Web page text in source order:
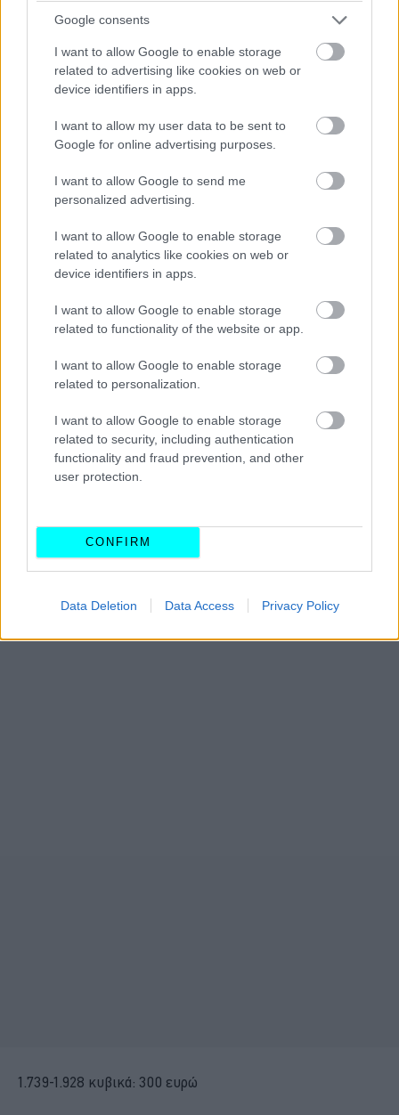
Google consents
I want to allow Google to enable storage
related to advertising like cookies on web or
device identifiers in apps.
I want to allow my user data to be sent to
Google for online advertising purposes.
I want to allow Google to send me
personalized advertising.
I want to allow Google to enable storage
related to analytics like cookies on web or
device identifiers in apps.
I want to allow Google to enable storage
related to functionality of the website or app.
I want to allow Google to enable storage
related to personalization.
I want to allow Google to enable storage
related to security, including authentication
functionality and fraud prevention, and other
user protection.
CONFIRM
Data Deletion Data Access Privacy Policy
1.929-2.357 κυβικά: 690 ευρώ
2.358-3.000 κυβικά: 920 ευρώ
3.001-4.000 κυβικά: 1.150 ευρώ
4.001 κυβικά και άνω: 1.380 ευρώ
Ταξινόμηση 1.1.2001 – 31.12.2005
0 -300 κυβικά: 22 ευρώ
786-1.071 κυβικά: 120 ευρώ
1.072-1.357 κυβικά: 135 ευρώ
1.358 -1.548 κυβικά: 240 ευρώ
1.549-1.738 κυβικά: 265 ευρώ
1.739-1.928 κυβικά: 300 ευρώ